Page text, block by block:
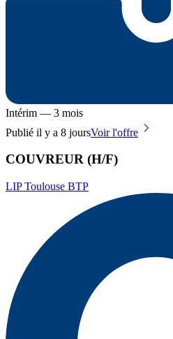
Intérim — 3 mois
Publié il y a 8 joursVoir l'offre
COUVREUR (H/F)
LIP Toulouse BTP